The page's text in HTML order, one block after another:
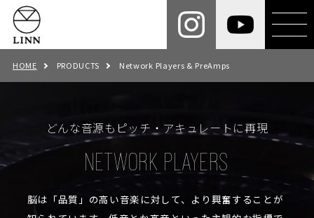
HOME PRODUCTS Network Players & PreAmps
どんな音源もピッチ・アキュレートに再現
NETWORK PLAYERS
脳は「品質」の高い音楽に対して、より興奮することが